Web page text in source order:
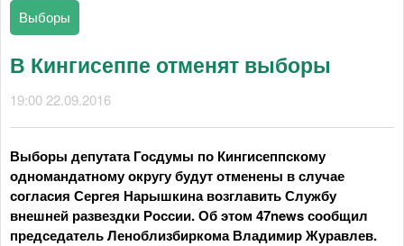
Выборы
В Кингисеппе отменят выборы
19:00 22.09.2016
Выборы депутата Госдумы по Кингисеппскому
одномандатному округу будут отменены в случае
согласия Сергея Нарышкина возглавить Службу
внешней развездки России. Об этом 47news сообщил
председатель Леноблизбиркома Владимир Журавлев.